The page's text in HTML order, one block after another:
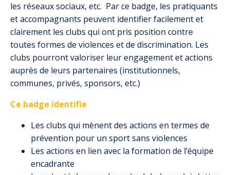
les réseaux sociaux, etc. Par ce badge, les pratiquants
et accompagnants peuvent identifier facilement et
clairement les clubs qui ont pris position contre
toutes formes de violences et de discrimination. Les
clubs pourront valoriser leur engagement et actions
auprès de leurs partenaires (institutionnels,
communes, privés, sponsors, etc.)
Ce badge identifie
Les clubs qui mènent des actions en termes de
prévention pour un sport sans violences
Les actions en lien avec la formation de l’équipe
encadrante